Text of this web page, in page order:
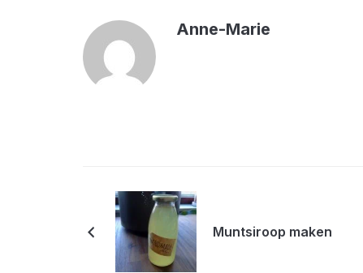
Anne-Marie
Muntsiroop maken